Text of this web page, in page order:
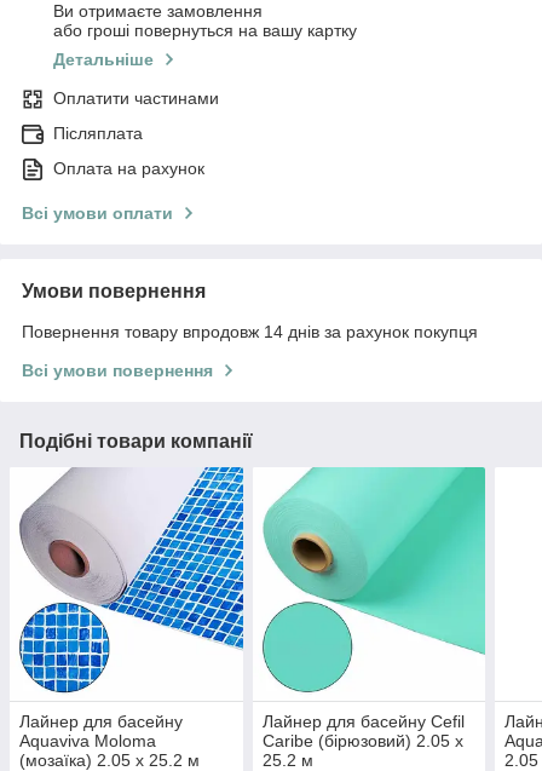
Ви отримаєте замовлення
або гроші повернуться на вашу картку
Детальніше
Оплатити частинами
Післяплата
Оплата на рахунок
Всі умови оплати
Умови повернення
Повернення товару впродовж 14 днів за рахунок покупця
Всі умови повернення
Подібні товари компанії
Лайнер для басейну
Aquaviva Moloma
(мозаїка) 2.05 х 25.2 м
Лайнер для басейну Cefil
Caribe (бірюзовий) 2.05 х
25.2 м